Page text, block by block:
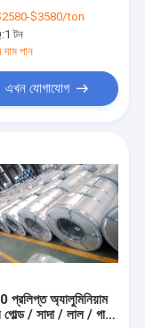
$3580/ton
1 টন
দাম পান
এখন যোগাযোগ
প্রলিপ্ত অ্যালুমিনিয়াম
/ সাদা / লাল / গাটার